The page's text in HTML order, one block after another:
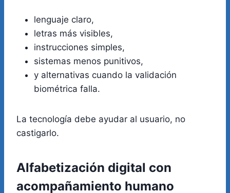
lenguaje claro,
letras más visibles,
instrucciones simples,
sistemas menos punitivos,
y alternativas cuando la validación
biométrica falla.
La tecnología debe ayudar al usuario, no
castigarlo.
Alfabetización digital con
acompañamiento humano